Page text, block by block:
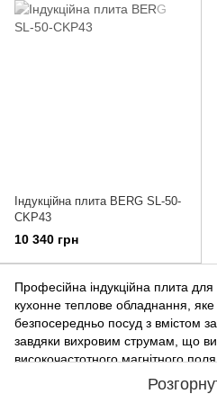
Індукційна плита BERG SL-50-
CKP43
10 340 грн
Професійна індукційна плита
кухонне теплове обладнання,
безпосередньо посуд з вмістом
завдяки вихровим струмам, що
високочастотного магнітного